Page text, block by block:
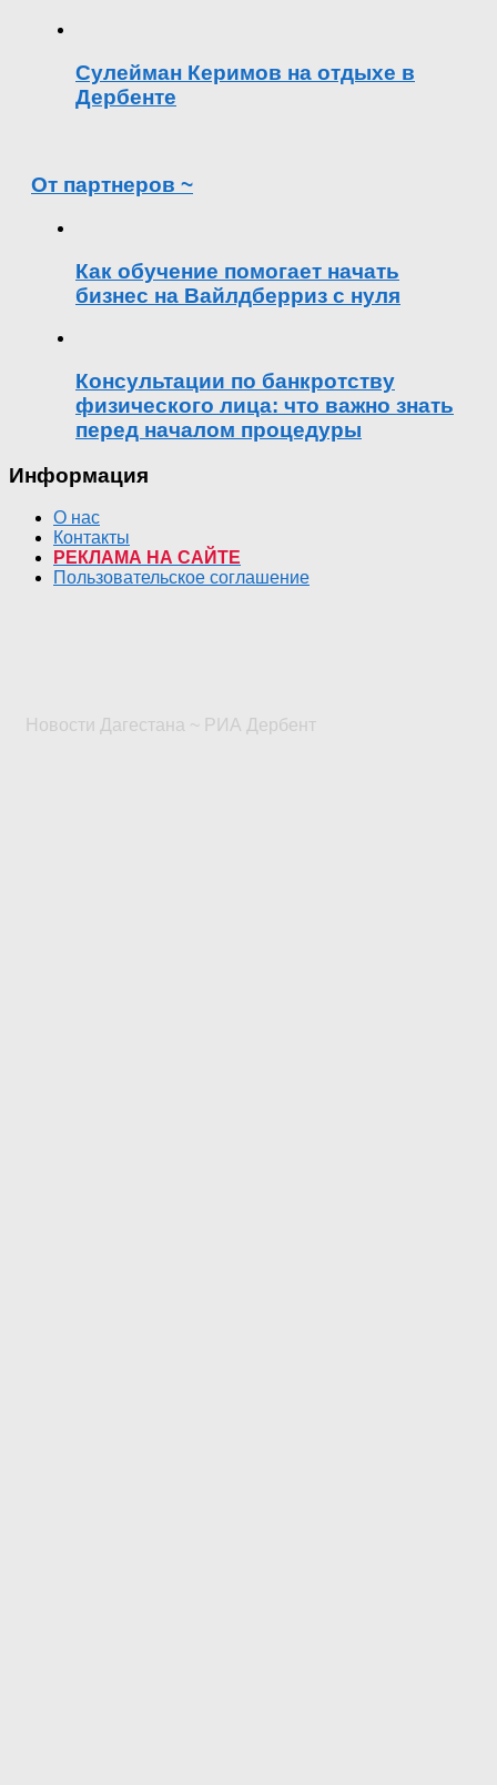
Сулейман Керимов на отдыхе в
Дербенте
От партнеров ~
Как обучение помогает начать
бизнес на Вайлдберриз с нуля
Консультации по банкротству
физического лица: что важно знать
перед началом процедуры
Информация
О нас
Контакты
РЕКЛАМА НА САЙТЕ
Пользовательское соглашение
Новости Дагестана ~ РИА Дербент